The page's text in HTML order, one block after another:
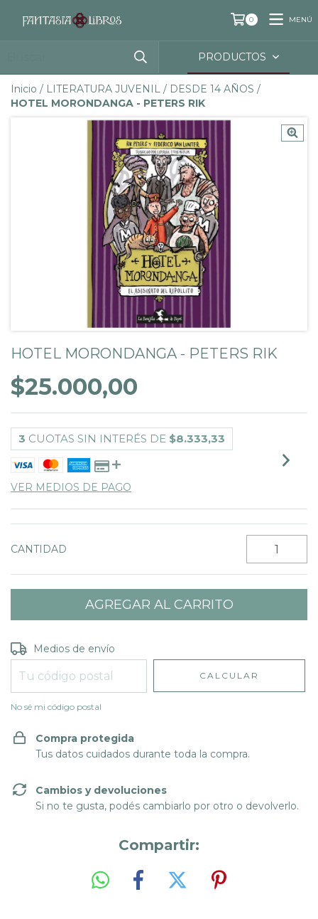
0 MENÚ
PRODUCTOS
Inicio / LITERATURA JUVENIL / DESDE 14 AÑOS /
HOTEL MORONDANGA - PETERS RIK
HOTEL MORONDANGA - PETERS RIK
$25.000,00
3 CUOTAS SIN INTERÉS DE $8.333,33
VER MEDIOS DE PAGO
CANTIDAD
Entregas para el CP:
Medios de envío
CALCULAR
No sé mi código postal
Compra protegida
Tus datos cuidados durante toda la compra.
Cambios y devoluciones
Si no te gusta, podés cambiarlo por otro o devolverlo.
Compartir: